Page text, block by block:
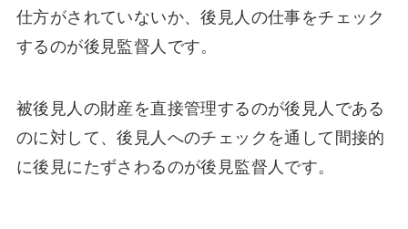
仕方がされていないか、後見人の仕事をチェック
するのが後見監督人です。
被後見人の財産を直接管理するのが後見人である
のに対して、後見人へのチェックを通して間接的
に後見にたずさわるのが後見監督人です。